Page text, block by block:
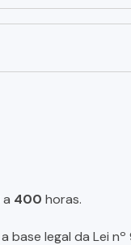
a 400 horas.
legal da Lei